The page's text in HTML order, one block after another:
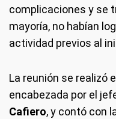
complicaciones y se
mayoría, no habían
actividad previos al
La reunión se realizó
encabezada por el
Cafiero, y contó con